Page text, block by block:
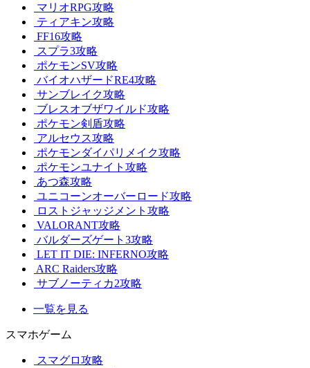
マリオRPG攻略
ティアキン攻略
FF16攻略
スプラ3攻略
ポケモンSV攻略
バイオハザードRE4攻略
サンブレイク攻略
ブレスオブザワイルド攻略
ポケモン剣盾攻略
アルセウス攻略
ポケモンダイパリメイク攻略
ポケモンユナイト攻略
あつ森攻略
ユニコーンオーバーロード攻略
ロストジャッジメント攻略
VALORANT攻略
バルダーズゲート3攻略
LET IT DIE: INFERNO攻略
ARC Raiders攻略
サブノーティカ2攻略
一覧を見る
スマホゲーム
スマグロ攻略